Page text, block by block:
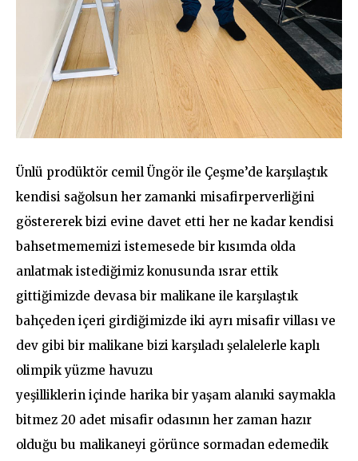
Ünlü prodüktör cemil Üngör ile Çeşme’de karşılaştık
kendisi sağolsun her zamanki misafirperverliğini
göstererek bizi evine davet etti her ne kadar kendisi
bahsetmememizi istemesede bir kısımda olda
anlatmak istediğimiz konusunda ısrar ettik
gittiğimizde devasa bir malikane ile karşılaştık
bahçeden içeri girdiğimizde iki ayrı misafir villası ve
dev gibi bir malikane bizi karşıladı şelalelerle kaplı
olimpik yüzme havuzu
yeşilliklerin içinde harika bir yaşam alanıki saymakla
bitmez 20 adet misafir odasının her zaman hazır
olduğu bu malikaneyi görünce sormadan edemedik